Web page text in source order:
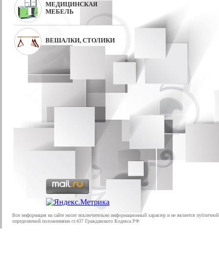
МЕДИЦИНСКАЯ
МЕБЕЛЬ
ВЕШАЛКИ, СТОЛИКИ
Вся информация на сайте носит исключительно информационный характер и не является
определяемой положениями ст.437 Гражданского Кодекса РФ